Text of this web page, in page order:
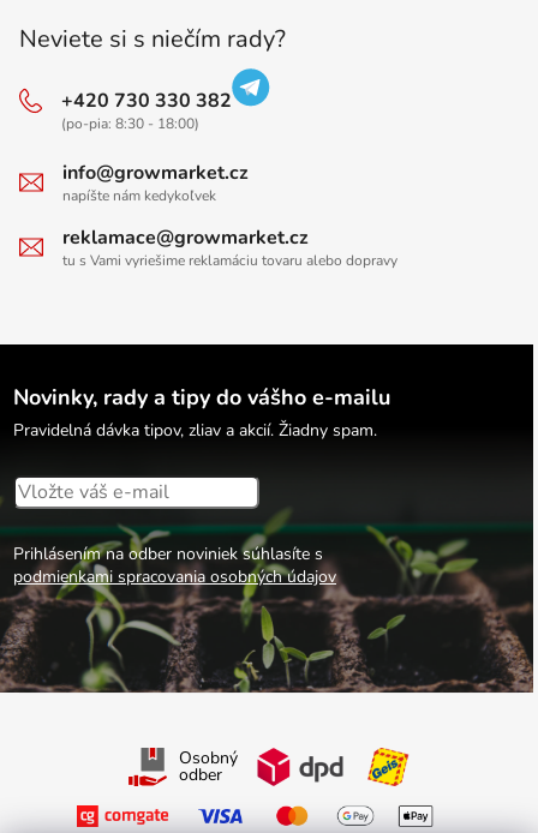
Neviete si s niečím rady?
+420 730 330 382
(po-pia: 8:30 - 18:00)
info@growmarket.cz
napíšte nám kedykoľvek
reklamace@growmarket.cz
tu s Vami vyriešime reklamáciu tovaru alebo dopravy
Novinky, rady a tipy do vášho e-mailu
Pravidelná dávka tipov, zliav a akcií. Žiadny spam.
Prihlásením na odber noviniek súhlasíte s
podmienkami spracovania osobných údajov
Osobný
odber